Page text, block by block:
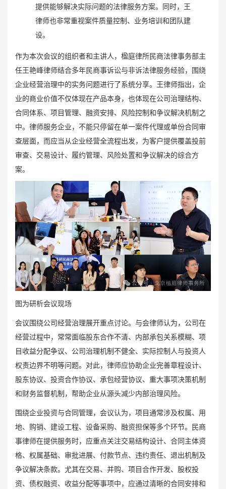
提供能够解决实际问题的法律服务方案。同时，王
律师也非常重视案件质量控制、业务培训和团队建
设。
作为本次会议的组织者和主讲人，楹庭律所民商法律事务部主
任王艳峰律师结合多年民商事诉讼与非诉法律服务经验，围绕
企业经营治理中的实务问题进行了系统分享。王律师指出，企
业的商业价值不仅体现在产品本身，也体现在公司治理结构、
合同体系、项目管理、融资安排、风险控制和争议解决机制之
中。律师服务企业，不能只停留在单一案件代理或单份合同审
查层面，而应当从企业经营全流程出发，为客户提供覆盖投前
审查、交易设计、履约管理、风险处置和争议解决的综合方
案。
图为研析会议现场
会议围绕公司经营治理展开重点讨论。与会律师认为，公司在
经营过程中，常常面临股东合作不清、 内部承包关系模糊、项
目收益分配争议、公司治理机制不健全、实际控制人与投资人
权责边界不明等问题。对此，律师应协助企业完善章程设计、
股东协议、投资合作协议、承包经营协议、重大事项决策机制
和财务监督机制，帮助企业从源头减少内部治理风险。
围绕企业投资与合同管理，会议认为，项目通常涉及权属、用
地、购销、建设工程、设备采购、融资担保等多个环节。民商
事律师在提供服务时，应重点关注交易结构设计、合同主体资
格、权属基础、审批进展、付款节点、违约责任、退出机制及
争议解决条款。尤其在交易、并购、项目合作开发、股权投
资、债权融资、收益分配等事项中，应通过清晰的合同安排和